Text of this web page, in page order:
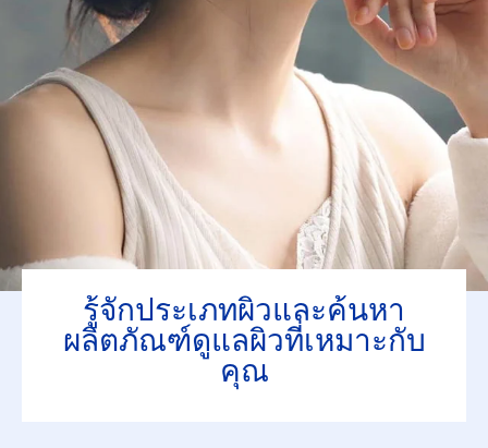
รู้จักประเภทผิวและค้นหา
ผลิตภัณฑ์ดูแลผิวที่เหมาะกับ
คุณ
ผิวเป็นสิวง่าย
ผิวแห้ง
ผิวที่บอบบางแพ้ง่าย
ผิวธรรมดา
ผิวผสม